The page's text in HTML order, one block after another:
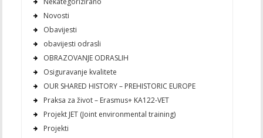
Novosti
Obavijesti
obavijesti odrasli
OBRAZOVANJE ODRASLIH
Osiguravanje kvalitete
OUR SHARED HISTORY – PREHISTORIC EUROPE
Praksa za život – Erasmus+ KA122-VET
Projekt JET (Joint environmental training)
Projekti